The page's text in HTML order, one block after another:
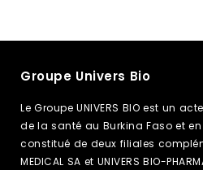
Groupe Univers Bio
Le Groupe UNIVERS BIO est un
de la santé au Burkina Faso et en
constitué de deux filiales
MEDICAL SA et UNIVERS BIO-